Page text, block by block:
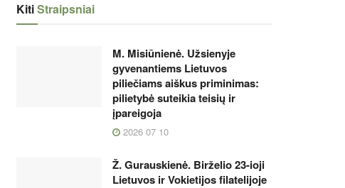
KitiStraipsniai
M. Misiūnienė. Užsienyje
gyvenantiems Lietuvos
piliečiams aiškus priminimas:
pilietybė suteikia teisių ir
įpareigoja
2026 07 10
Ž. Gurauskienė. Birželio 23-ioji
Lietuvos ir Vokietijos filatelijoje